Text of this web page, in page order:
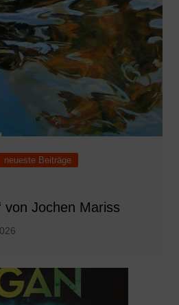
neueste Beiträge
von Jochen Mariss